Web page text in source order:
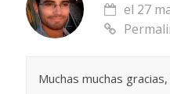
el 27
Muchas muchas